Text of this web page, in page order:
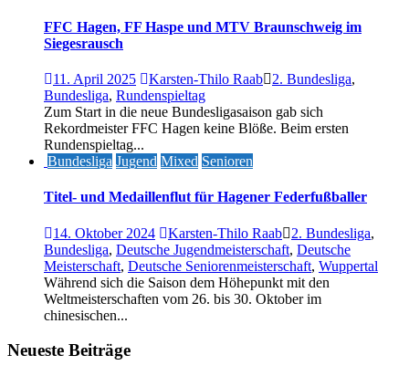
FFC Hagen, FF Haspe und MTV Braunschweig im
Siegesrausch
11. April 2025 Karsten-Thilo Raab 2. Bundesliga,
Bundesliga, Rundenspieltag
Zum Start in die neue Bundesligasaison gab sich
Rekordmeister FFC Hagen keine Blöße. Beim ersten
Rundenspieltag...
Bundesliga Jugend Mixed Senioren
Titel- und Medaillenflut für Hagener Federfußballer
14. Oktober 2024 Karsten-Thilo Raab 2. Bundesliga,
Bundesliga, Deutsche Jugendmeisterschaft, Deutsche
Meisterschaft, Deutsche Seniorenmeisterschaft, Wuppertal
Während sich die Saison dem Höhepunkt mit den
Weltmeisterschaften vom 26. bis 30. Oktober im
chinesischen...
Neueste Beiträge